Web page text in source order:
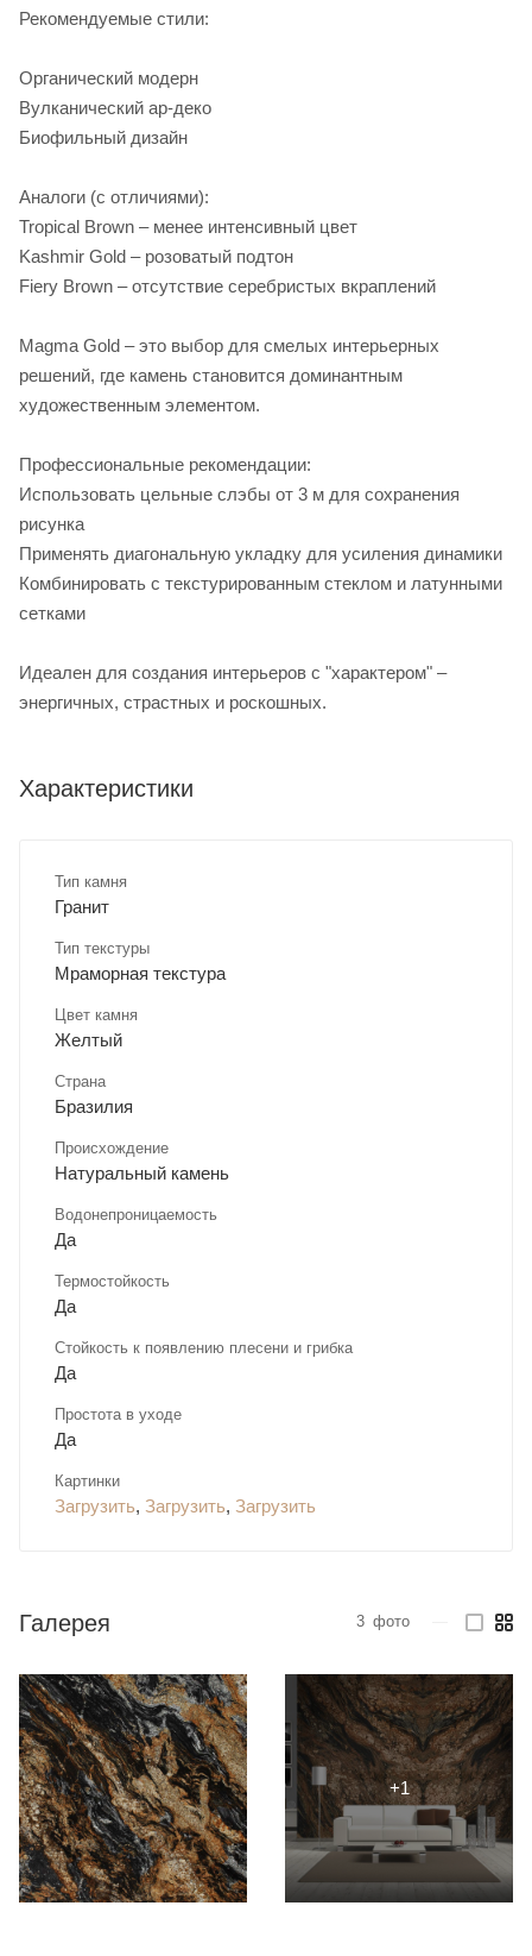
Рекомендуемые стили:
Органический модерн
Вулканический ар-деко
Биофильный дизайн
Аналоги (с отличиями):
Tropical Brown – менее интенсивный цвет
Kashmir Gold – розоватый подтон
Fiery Brown – отсутствие серебристых вкраплений
Magma Gold – это выбор для смелых интерьерных
решений, где камень становится доминантным
художественным элементом.
Профессиональные рекомендации:
Использовать цельные слэбы от 3 м для сохранения
рисунка
Применять диагональную укладку для усиления динамики
Комбинировать с текстурированным стеклом и латунными
сетками
Идеален для создания интерьеров с "характером" –
энергичных, страстных и роскошных.
Характеристики
Тип камня
Гранит
Тип текстуры
Мраморная текстура
Цвет камня
Желтый
Страна
Бразилия
Происхождение
Натуральный камень
Водонепроницаемость
Да
Термостойкость
Да
Стойкость к появлению плесени и грибка
Да
Простота в уходе
Да
Картинки
Загрузить, Загрузить, Загрузить
Галерея 3 фото